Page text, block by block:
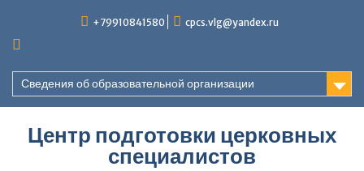
содержимому
+79910841580 cpcs.vlg@yandex.ru
Сведения об образовательной организации
Центр подготовки церковных
специалистов